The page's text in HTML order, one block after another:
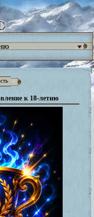
к 18-летию